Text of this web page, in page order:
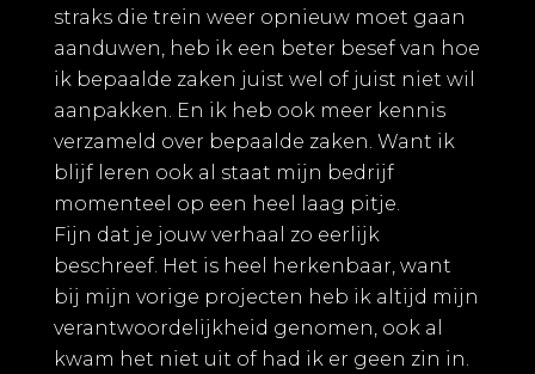
straks die trein weer opnieuw moet gaan
aanduwen, heb ik een beter besef van hoe
ik bepaalde zaken juist wel of juist niet wil
aanpakken. En ik heb ook meer kennis
verzameld over bepaalde zaken. Want ik
blijf leren ook al staat mijn bedrijf
momenteel op een heel laag pitje.
Fijn dat je jouw verhaal zo eerlijk
beschreef. Het is heel herkenbaar, want
bij mijn vorige projecten heb ik altijd mijn
verantwoordelijkheid genomen, ook al
kwam het niet uit of had ik er geen zin in.